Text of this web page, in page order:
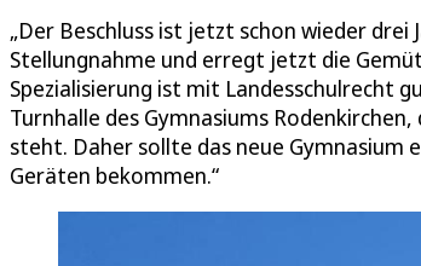
„Der Beschluss ist jetzt schon wieder
Stellungnahme und erregt jetzt die
Spezialisierung ist mit Landesschulrecht
Turnhalle des Gymnasiums
steht. Daher sollte das neue Gymnasium
Geräten bekommen.“